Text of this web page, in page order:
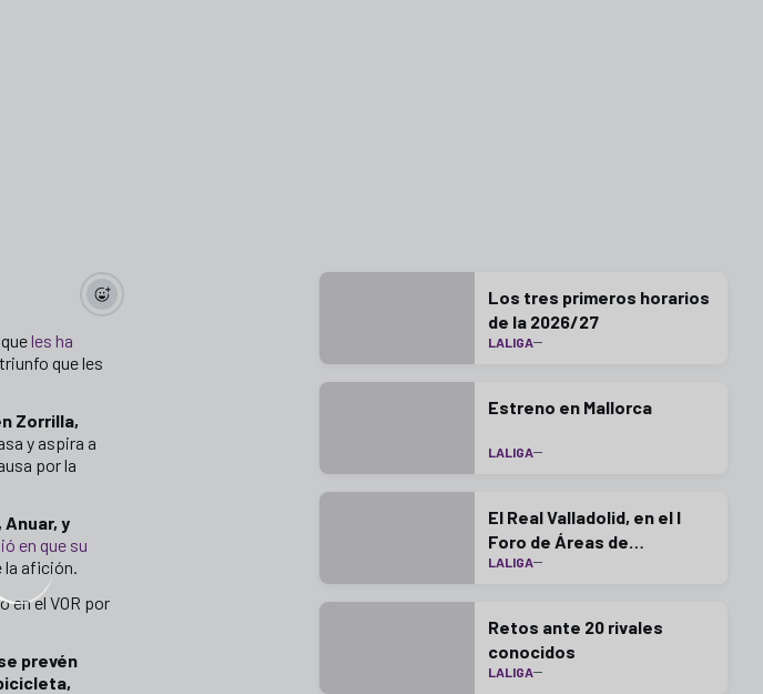
les ha
que les
Zorrilla,
y aspira a
por la
Anuar, y
en que su
la afición.
en el VOR por
prevén
Los tres primeros horarios
de la 2026/27
LALIGA
Estreno en Mallorca
LALIGA
El Real Valladolid, en el I
Foro de Áreas de
Psicología de Canteras
LALIGA
Retos ante 20 rivales
conocidos
LALIGA